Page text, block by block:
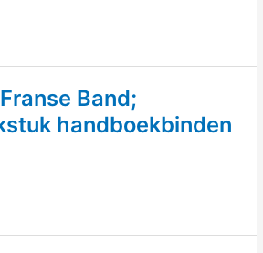
Franse Band;
handboekbinden